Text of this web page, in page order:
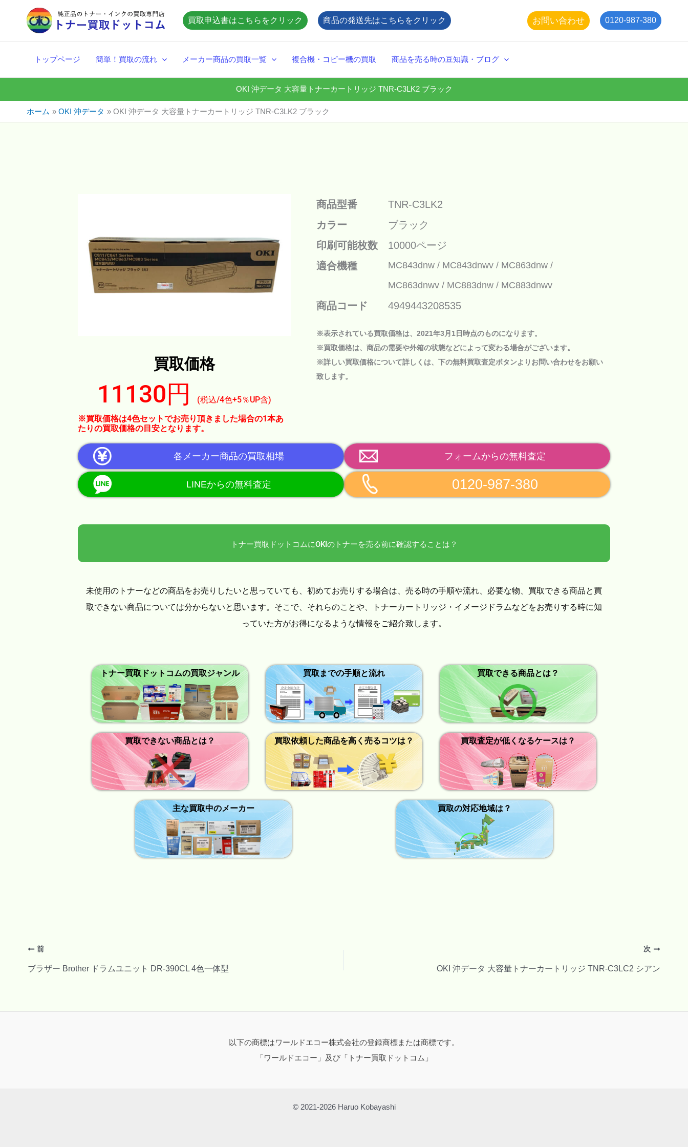
プ
買取申込書はこちらをクリック 商品の発送先はこちらをクリック お問い合わせ 0120-987-380
トップページ 簡単！買取の流れ メーカー商品の買取一覧 複合機・コピー機の買取 商品を売る時の豆知識・ブログ
OKI 沖データ 大容量トナーカートリッジ TNR-C3LK2 ブラック
ホーム OKI 沖データ OKI 沖データ 大容量トナーカートリッジ TNR-C3LK2 ブラック
買取価格
11130円
(税込/4色+5％UP含)
※買取価格は4色セットでお売り頂きました場合の1本あ
たりの買取価格の目安となります。
商品型番
TNR-C3LK2
カラー
ブラック
印刷可能枚数
10000ページ
適合機種
MC843dnw MC843dnwv
MC863dnw
MC863dnwv
MC883dnw MC883dnwv
商品コード 4949443208535
※表示されている買取価格は、2021年3月1日時点のものになります。
※買取価格は、商品の需要や外箱の状態などによって変わる場合がございます。
※詳しい買取価格について詳しくは、下の無料買取査定ボタンよりお問い合わせをお願い
致します。
各メーカー商品の買取相場 フォームからの無料査定
LINEからの無料査定 0120-987-380
トナー買取ドットコムにOKIのトナーを売る前に確認することは？
未使用のトナーなどの商品をお売りしたいと思っていても、初めてお売りする場合は、売る時の手順や流れ、必要な物、買取できる商品と買
取できない商品については分からないと思います。そこで、それらのことや、トナーカートリッジ・イメージドラムなどをお売りする時に知
っていた方がお得になるような情報をご紹介致します。
トナー買取ドットコムの買取ジャンル 買取までの手順と流れ 買取できる商品とは？
買取できない商品とは？ 買取依頼した商品を高く売るコツは？ 買取査定が低くなるケースは？
主な買取中のメーカー 買取の対応地域は？
前
ブラザー Brother ドラムユニット DR-390CL 4色一体型
次
OKI 沖データ 大容量トナーカートリッジ TNR-C3LC2 シアン
以下の商標はワールドエコー株式会社の登録商標または商標です。
「ワールドエコー」及び「トナー買取ドットコム」
© 2021-2026 Haruo Kobayashi